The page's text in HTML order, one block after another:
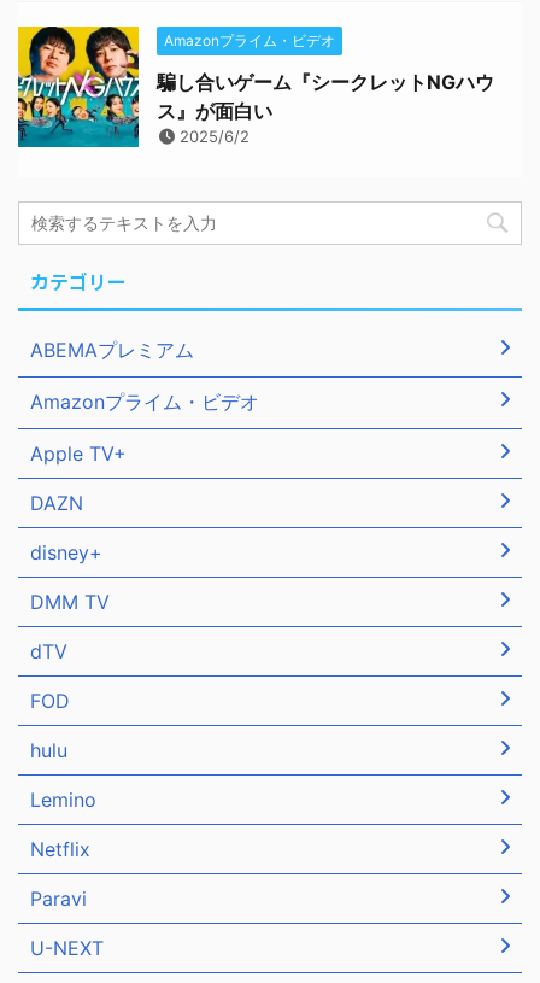
Amazonプライム・ビデオ
騙し合いゲーム『シークレットNGハウ
ス』が面白い
2025/6/2
カテゴリー
ABEMAプレミアム
Amazonプライム・ビデオ
Apple TV+
DAZN
disney+
DMM TV
dTV
FOD
hulu
Lemino
Netflix
Paravi
U-NEXT